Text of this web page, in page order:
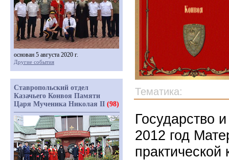
Тематика:
Государство
2012 год
основан 5 августа 2020 г.
Другие события
Ставропольский отдел
Казачьего Конвоя Памяти
Царя Мученика Николая II (98)